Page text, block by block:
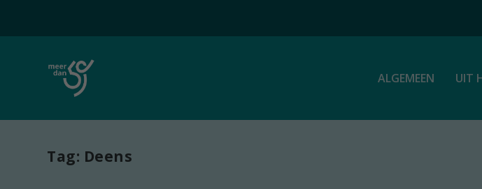
ALGEMEEN UIT
Tag: Deens